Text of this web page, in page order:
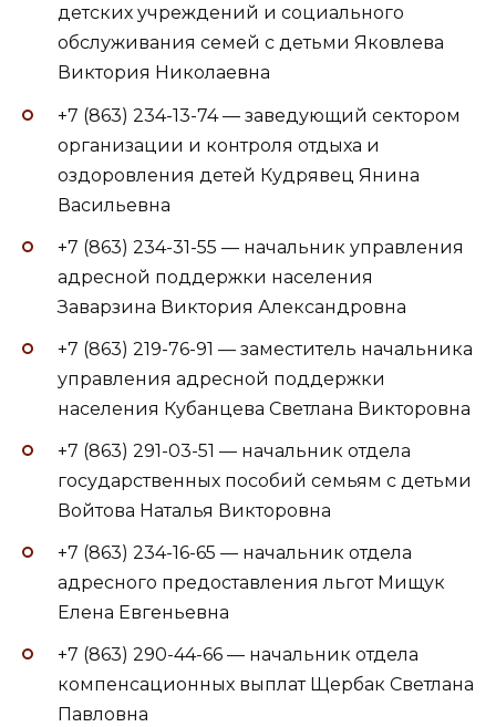
детских учреждений и социального
обслуживания семей с детьми Яковлева
Виктория Николаевна
+7 (863) 234-13-74 — заведующий сектором
организации и контроля отдыха и
оздоровления детей Кудрявец Янина
Васильевна
+7 (863) 234-31-55 — начальник управления
адресной поддержки населения
Заварзина Виктория Александровна
+7 (863) 219-76-91 — заместитель начальника
управления адресной поддержки
населения Кубанцева Светлана Викторовна
+7 (863) 291-03-51 — начальник отдела
государственных пособий семьям с детьми
Войтова Наталья Викторовна
+7 (863) 234-16-65 — начальник отдела
адресного предоставления льгот Мищук
Елена Евгеньевна
+7 (863) 290-44-66 — начальник отдела
компенсационных выплат Щербак Светлана
Павловна